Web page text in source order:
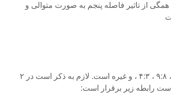
از تاثیر فاصله پنجم به صورت متوالی و
جدول بالا نشاندهنده فواصلی مانند ۳:۲ ، ۸۱:۶۴ ، ۹:۸ ، ۴:۳ ، و غیره است. لازم به ذکر است در ۲
رابطه زیر برقرار است: